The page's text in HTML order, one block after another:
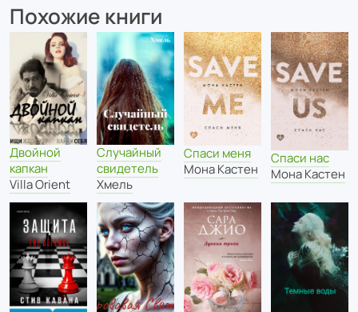
Похожие книги
Двойной
капкан
Villa Orient
Случайный
свидетель
Хмель
Спаси меня
Мона Кастен
Спаси нас
Мона Кастен